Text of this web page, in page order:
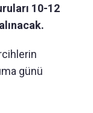
10-12
günü